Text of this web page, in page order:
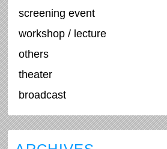
screening event
workshop / lecture
others
theater
broadcast